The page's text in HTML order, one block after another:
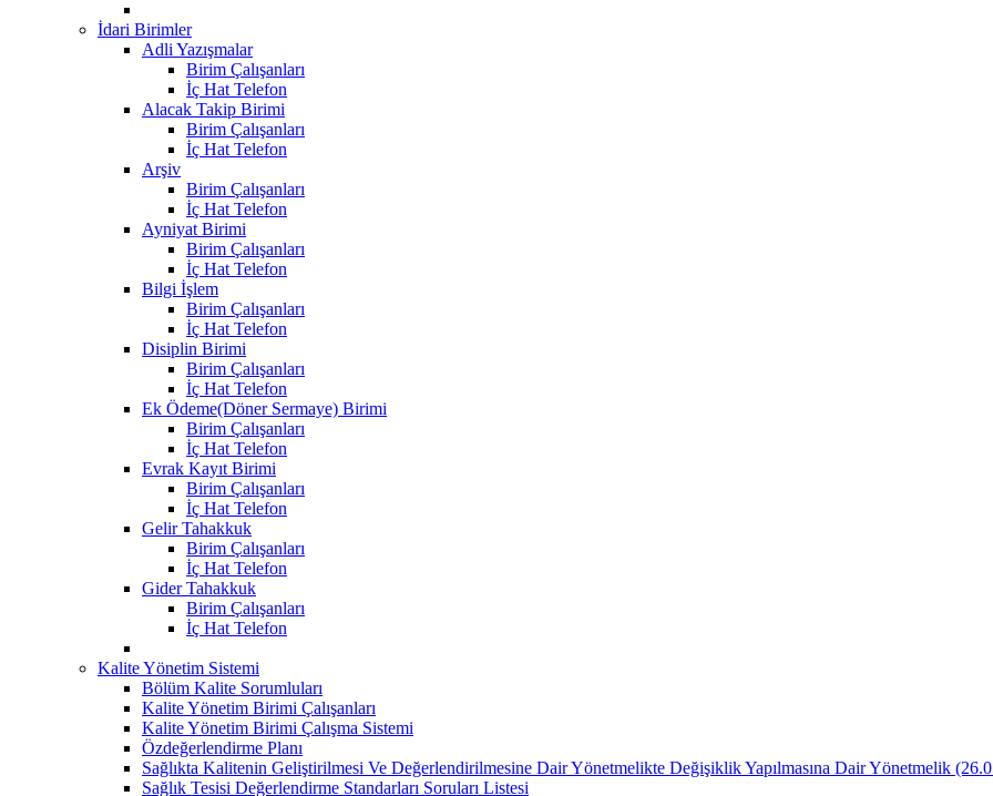
İdari Birimler
Adli Yazışmalar
Birim Çalışanları
İç Hat Telefon
Alacak Takip Birimi
Birim Çalışanları
İç Hat Telefon
Arşiv
Birim Çalışanları
İç Hat Telefon
Ayniyat Birimi
Birim Çalışanları
İç Hat Telefon
Bilgi İşlem
Birim Çalışanları
İç Hat Telefon
Disiplin Birimi
Birim Çalışanları
İç Hat Telefon
Ek Ödeme(Döner Sermaye) Birimi
Birim Çalışanları
İç Hat Telefon
Evrak Kayıt Birimi
Birim Çalışanları
İç Hat Telefon
Gelir Tahakkuk
Birim Çalışanları
İç Hat Telefon
Gider Tahakkuk
Birim Çalışanları
İç Hat Telefon
Kalite Yönetim Sistemi
Bölüm Kalite Sorumluları
Kalite Yönetim Birimi Çalışanları
Kalite Yönetim Birimi Çalışma Sistemi
Özdeğerlendirme Planı
Sağlıkta Kalitenin Geliştirilmesi Ve Değerlendirilmesine Dair Yönetmelikte Değişiklik Yapılmasına Dair Yönetmelik
Sağlık Tesisi Değerlendirme Standarları Soruları Listesi